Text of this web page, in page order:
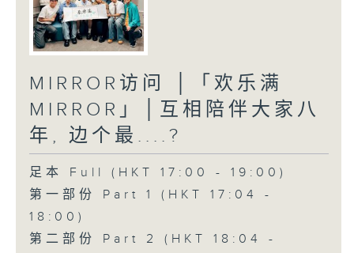
MIRROR访问 │「欢乐满
MIRROR」│互相陪伴大家八
年, 边个最....?
足本 Full (HKT 17:00 - 19:00)
第一部份 Part 1 (HKT 17:04 -
18:00)
第二部份 Part 2 (HKT 18:04 -